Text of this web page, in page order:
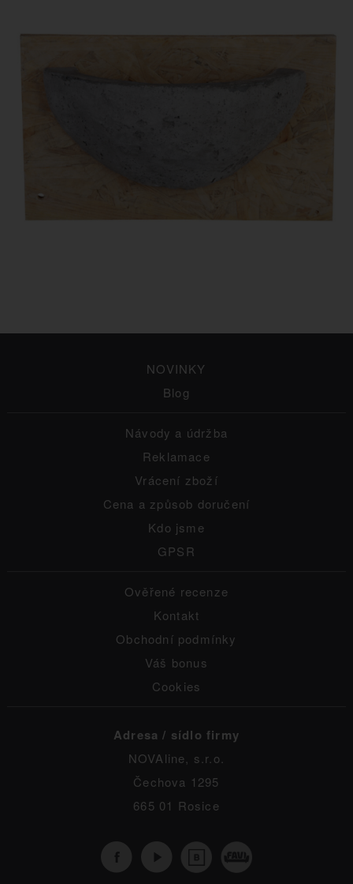
NOVINKY
Blog
Návody a údržba
Reklamace
Vrácení zboží
Cena a způsob doručení
Kdo jsme
GPSR
Ověřené recenze
Kontakt
Obchodní podmínky
Váš bonus
Cookies
Adresa / sídlo firmy
NOVAline, s.r.o.
Čechova 1295
665 01 Rosice